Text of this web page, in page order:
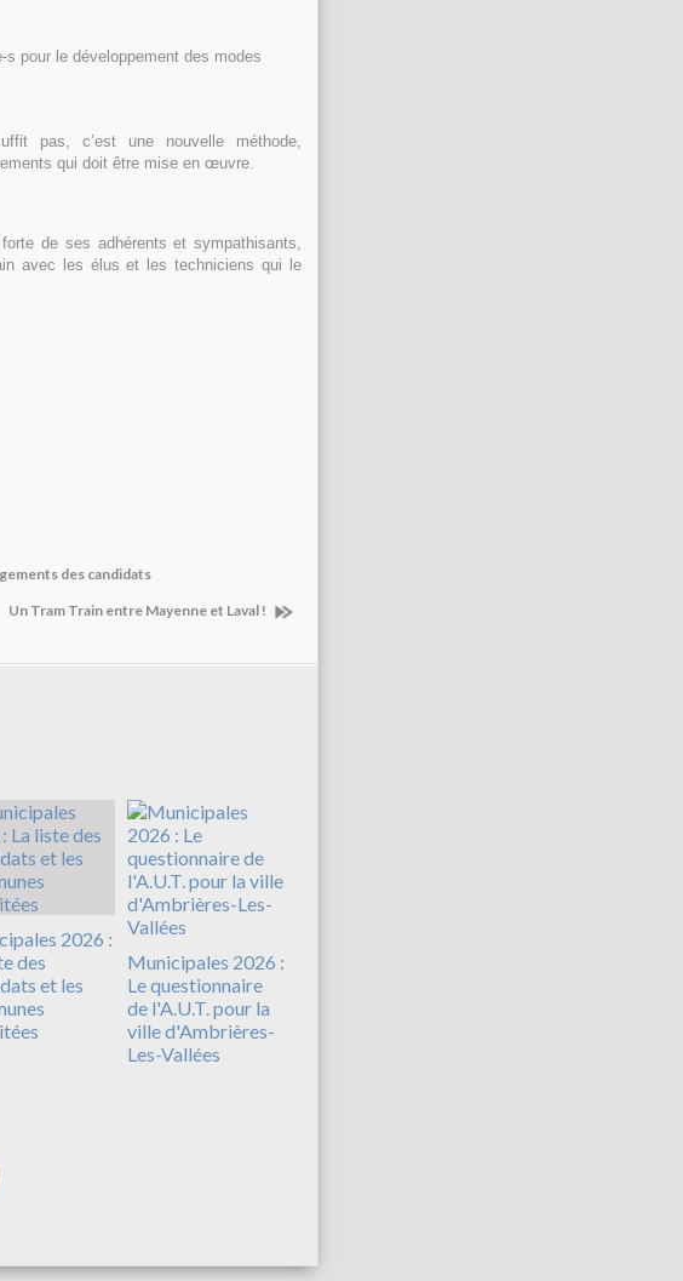
s pour le développement des modes
pas, c’est une nouvelle méthode,
qui doit être mise en œuvre.
de ses adhérents et sympathisants,
avec les élus et les techniciens qui le
des candidats
Un Tram Train entre Mayenne et Laval !
2026 :
des
et les
Municipales 2026 :
Le questionnaire
de l'A.U.T. pour la
ville d'Ambrières-
Les-Vallées